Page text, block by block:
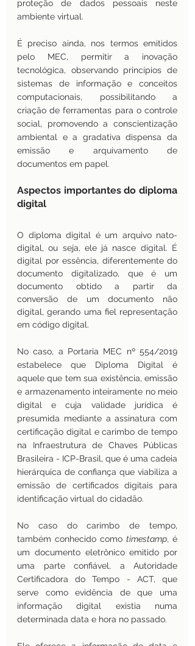
proteção de dados pessoais neste
ambiente virtual.
É preciso ainda, nos termos emitidos
pelo MEC, permitir a inovação
tecnológica, observando princípios de
sistemas de informação e conceitos
computacionais, possibilitando a
criação de ferramentas para o controle
social, promovendo a conscientização
ambiental e a gradativa dispensa da
emissão e arquivamento de
documentos em papel.
Aspectos importantes do diploma
digital
O diploma digital é um arquivo nato-
digital, ou seja, ele já nasce digital. É
digital por essência, diferentemente do
documento digitalizado, que é um
documento obtido a partir da
conversão de um documento não
digital, gerando uma fiel representação
em código digital.
No caso, a Portaria MEC nº 554/2019
estabelece que Diploma Digital é
aquele que tem sua existência, emissão
e armazenamento inteiramente no meio
digital e cuja validade jurídica é
presumida mediante a assinatura com
certificação digital e carimbo de tempo
na Infraestrutura de Chaves Públicas
Brasileira - ICP-Brasil, que é uma cadeia
hierárquica de confiança que viabiliza a
emissão de certificados digitais para
identificação virtual do cidadão.
No caso do carimbo de tempo,
também conhecido como timestamp, é
um documento eletrônico emitido por
uma parte confiável, a Autoridade
Certificadora do Tempo - ACT, que
serve como evidência de que uma
informação digital existia numa
determinada data e hora no passado.